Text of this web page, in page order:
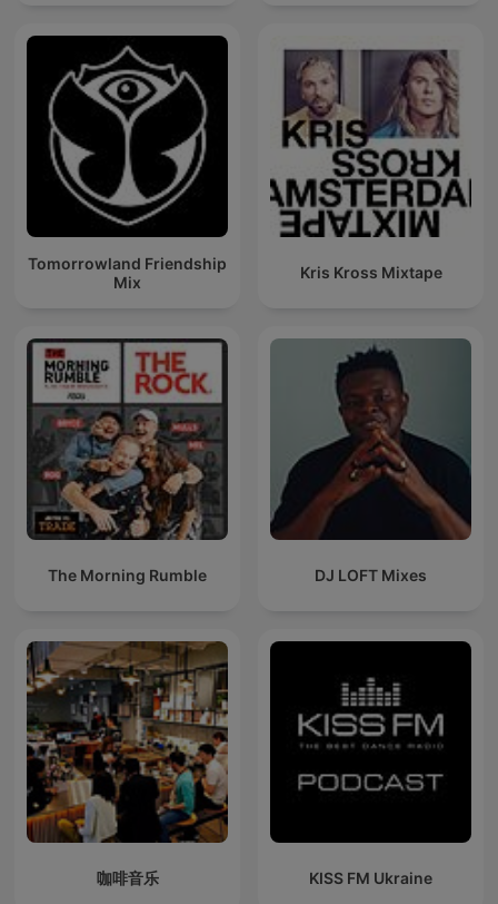
Tomorrowland Friendship
Mix
Kris Kross Mixtape
The Morning Rumble DJ LOFT Mixes
咖啡音乐 KISS FM Ukraine